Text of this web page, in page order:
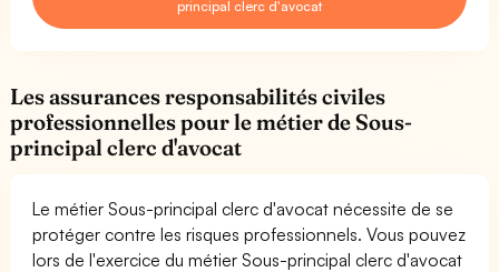
principal clerc d'avocat
Les assurances responsabilités civiles
professionnelles pour le métier de Sous-
principal clerc d'avocat
Le métier Sous-principal clerc d'avocat nécessite de se
protéger contre les risques professionnels. Vous pouvez
lors de l'exercice du métier Sous-principal clerc d'avocat